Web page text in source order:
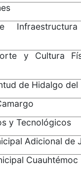
y Cultura
de Hidalgo del
y Tecnológicos
Adicional de
Cuauhtémoc